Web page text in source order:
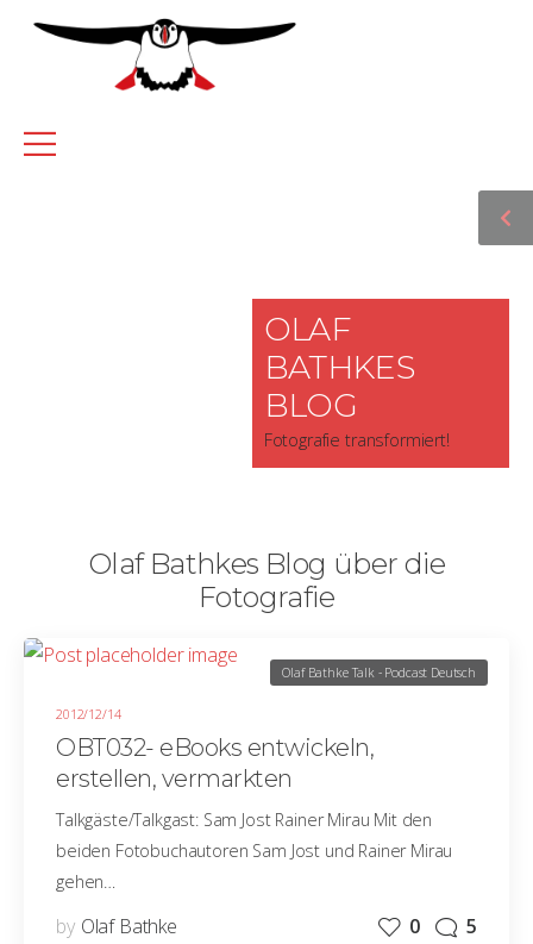
OLAF
BATHKES
BLOG
Fotografie transformiert!
Olaf Bathkes Blog über die
Fotografie
2012/12/14
Olaf Bathke Talk - Podcast Deutsch
OBT032- eBooks entwickeln,
erstellen, vermarkten
Talkgäste/Talkgast: Sam Jost Rainer Mirau Mit den
beiden Fotobuchautoren Sam Jost und Rainer Mirau
gehen…
by Olaf Bathke 0 5